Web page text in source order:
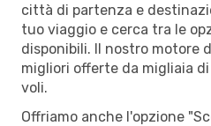
città di partenza e
tuo viaggio e cerca tra le
disponibili. Il nostro motore
migliori offerte da migliaia
voli.
Offriamo anche l'opzione